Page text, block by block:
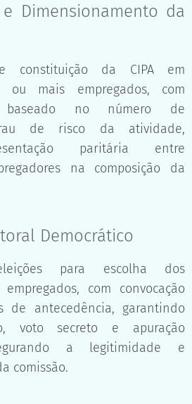
Dimensionamento da
constituição da CIPA em
ou mais empregados, com
baseado no número de
de risco da atividade,
paritária entre
na composição da
Democrático
para escolha dos
com convocação
antecedência, garantindo
voto secreto e apuração
a legitimidade e
comissão.